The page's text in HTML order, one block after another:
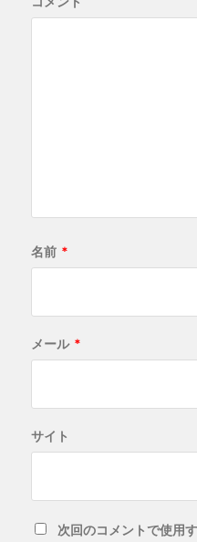
名前 *
メール *
サイト
次回のコメントで使用